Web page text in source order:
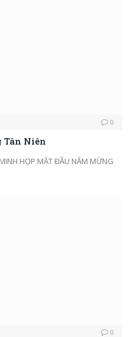
0
Niên
HỌP MẶT ĐẦU NĂM MỪNG
0